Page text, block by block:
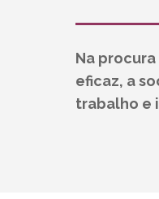
Na
eficaz, a
trabalho e